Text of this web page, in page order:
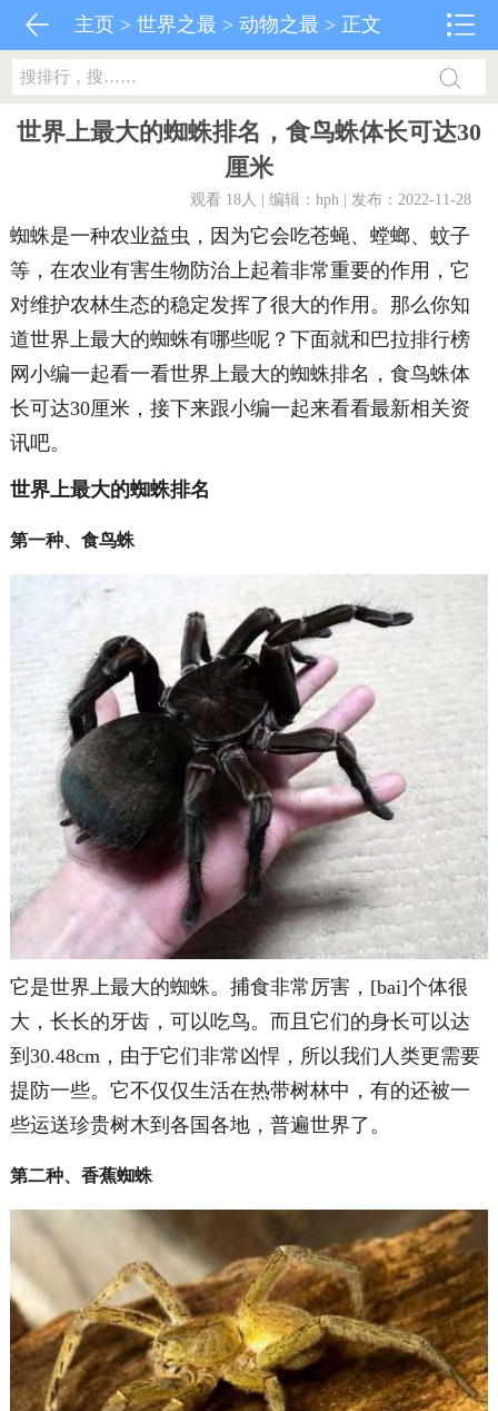
主页 >世界之最 >动物之最 > 正文
世界上最大的蜘蛛排名，食鸟蛛体长可达30
厘米
观看 18人 | 编辑：hph | 发布：2022-11-28
蜘蛛是一种农业益虫，因为它会吃苍蝇、螳螂、蚊子
等，在农业有害生物防治上起着非常重要的作用，它
对维护农林生态的稳定发挥了很大的作用。那么你知
道世界上最大的蜘蛛有哪些呢？下面就和巴拉排行榜
网小编一起看一看世界上最大的蜘蛛排名，食鸟蛛体
长可达30厘米，接下来跟小编一起来看看最新相关资
讯吧。
世界上最大的蜘蛛排名
第一种、食鸟蛛
它是世界上最大的蜘蛛。捕食非常厉害，[bai]个体很
大，长长的牙齿，可以吃鸟。而且它们的身长可以达
到30.48cm，由于它们非常凶悍，所以我们人类更需要
提防一些。它不仅仅生活在热带树林中，有的还被一
些运送珍贵树木到各国各地，普遍世界了。
第二种、香蕉蜘蛛